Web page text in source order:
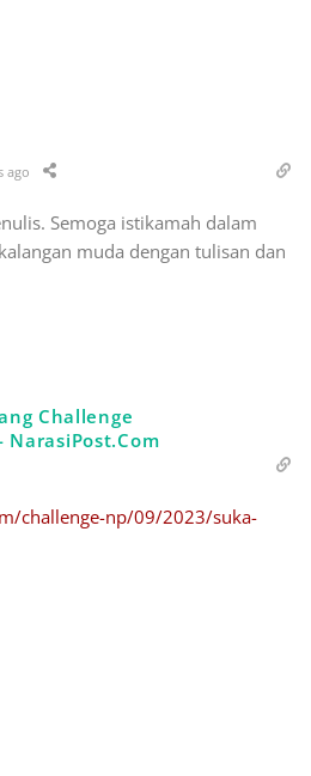
ago
Semoga istikamah dalam
muda dengan tulisan dan
Challenge
NarasiPost.Com
challenge-np/09/2023/suka-